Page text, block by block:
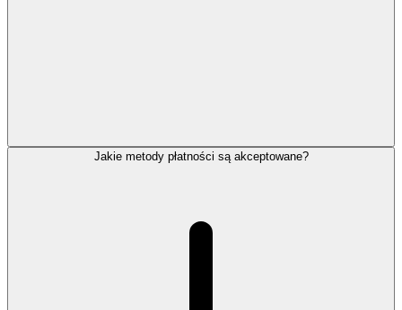
Jakie metody płatności są akceptowane?